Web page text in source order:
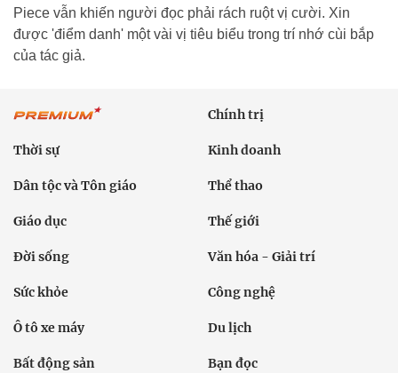
Piece vẫn khiến người đọc phải rách ruột vị cười. Xin
được 'điểm danh' một vài vị tiêu biểu trong trí nhớ cùi bắp
của tác giả.
Chính trị
Thời sự Kinh doanh
Dân tộc và Tôn giáo Thể thao
Giáo dục Thế giới
Đời sống Văn hóa - Giải trí
Sức khỏe Công nghệ
Ô tô xe máy Du lịch
Bất động sản Bạn đọc